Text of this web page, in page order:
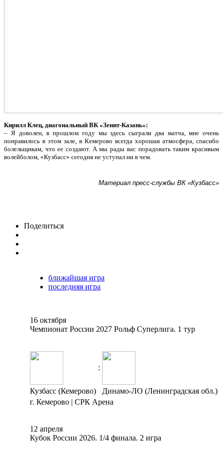
Кирилл Клец, диагональный ВК «Зенит-Казань»:
– Я доволен, в прошлом году мы здесь сыграли два матча, мне очень
понравилось в этом зале, в Кемерово всегда хорошая атмосфера, спасибо
болельщикам, что ее создают. А мы рады вас порадовать таким красивым
волейболом, «Кузбасс» сегодня не уступал ни в чем.
Материал пресс-службы ВК «Кузбасс»
Поделиться
ближайшая игра
последняя игра
16 октября
Чемпионат России 2027 Рольф Суперлига. 1 тур
:
Кузбасс (Кемерово)
Динамо-ЛО (Ленинградская обл.)
г. Кемерово | СРК Арена
12 апреля
Кубок России 2026. 1/4 финала. 2 игра